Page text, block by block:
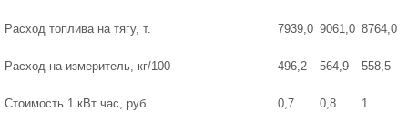
Расход топлива на тягу, т. 7939,0 9061,0 8764,0
Расход на измеритель, кг/100 496,2 564,9 558,5
Стоимость 1 кВт час, руб. 0,7 0,8 1